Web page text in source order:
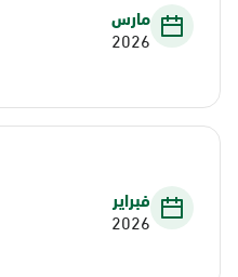
مارس
2026
فبراير
2026